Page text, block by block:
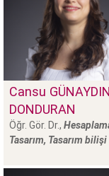
Cansu GÜNAYDIN
DONDURAN
Öğr. Gör. Dr.,
Tasarım, Tasarım bilişi